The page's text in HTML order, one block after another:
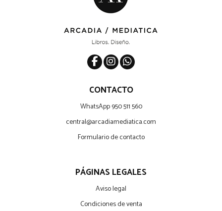
CONTACTO
WhatsApp 950 511 560
central@arcadiamediatica.com
Formulario de contacto
PÁGINAS LEGALES
Aviso legal
Condiciones de venta